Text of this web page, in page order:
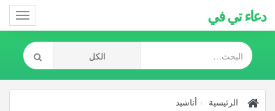
دعاء تي في
الرئيسية
أناشيد